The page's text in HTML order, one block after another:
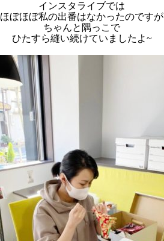
インスタライブでは
ほぼほぼ私の出番はなかったのですが
ちゃんと隅っこで
ひたすら縫い続けていましたよ~